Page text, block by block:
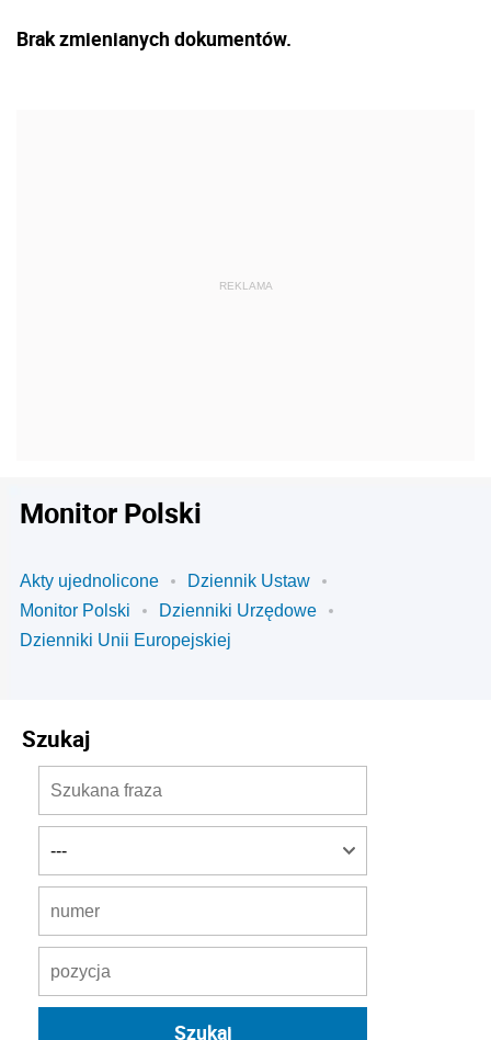
Brak zmienianych dokumentów.
Monitor Polski
Akty ujednolicone
Dziennik Ustaw
Monitor Polski
Dzienniki Urzędowe
Dzienniki Unii Europejskiej
Szukaj